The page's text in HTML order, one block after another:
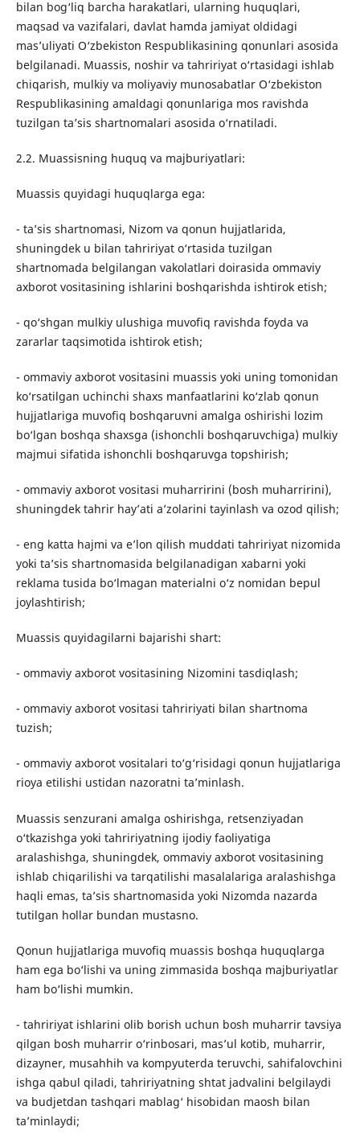
bilan bog‘liq barcha harakatlari, ularning huquqlari,
maqsad va vazifalari, davlat hamda jamiyat oldidagi
mas’uliyati O‘zbekiston Respublikasining qonunlari asosida
belgilanadi. Muassis, noshir va tahririyat o‘rtasidagi ishlab
chiqarish, mulkiy va moliyaviy munosabatlar O‘zbekiston
Respublikasining amaldagi qonunlariga mos ravishda
tuzilgan ta’sis shartnomalari asosida o‘rnatiladi.
2.2. Muassisning huquq va majburiyatlari:
Muassis quyidagi huquqlarga ega:
- ta’sis shartnomasi, Nizom va qonun hujjatlarida,
shuningdek u bilan tahririyat o‘rtasida tuzilgan
shartnomada belgilangan vakolatlari doirasida ommaviy
axborot vositasining ishlarini boshqarishda ishtirok etish;
- qo‘shgan mulkiy ulushiga muvofiq ravishda foyda va
zararlar taqsimotida ishtirok etish;
- ommaviy axborot vositasini muassis yoki uning tomonidan
ko‘rsatilgan uchinchi shaxs manfaatlarini ko‘zlab qonun
hujjatlariga muvofiq boshqaruvni amalga oshirishi lozim
bo‘lgan boshqa shaxsga (ishonchli boshqaruvchiga) mulkiy
majmui sifatida ishonchli boshqaruvga topshirish;
- ommaviy axborot vositasi muharririni (bosh muharririni),
shuningdek tahrir hay’ati a’zolarini tayinlash va ozod qilish;
- eng katta hajmi va e’lon qilish muddati tahririyat nizomida
yoki ta’sis shartnomasida belgilanadigan xabarni yoki
reklama tusida bo‘lmagan materialni o‘z nomidan bepul
joylashtirish;
Muassis quyidagilarni bajarishi shart:
- ommaviy axborot vositasining Nizomini tasdiqlash;
- ommaviy axborot vositasi tahririyati bilan shartnoma
tuzish;
- ommaviy axborot vositalari to‘g‘risidagi qonun hujjatlariga
rioya etilishi ustidan nazoratni ta’minlash.
Muassis senzurani amalga oshirishga, retsenziyadan
o‘tkazishga yoki tahririyatning ijodiy faoliyatiga
aralashishga, shuningdek, ommaviy axborot vositasining
ishlab chiqarilishi va tarqatilishi masalalariga aralashishga
haqli emas, ta’sis shartnomasida yoki Nizomda nazarda
tutilgan hollar bundan mustasno.
Qonun hujjatlariga muvofiq muassis boshqa huquqlarga
ham ega bo‘lishi va uning zimmasida boshqa majburiyatlar
ham bo‘lishi mumkin.
- tahririyat ishlarini olib borish uchun bosh muharrir tavsiya
qilgan bosh muharrir o‘rinbosari, mas’ul kotib, muharrir,
dizayner, musahhih va kompyuterda teruvchi, sahifalovchini
ishga qabul qiladi, tahririyatning shtat jadvalini belgilaydi
va budjetdan tashqari mablag‘ hisobidan maosh bilan
ta’minlaydi;